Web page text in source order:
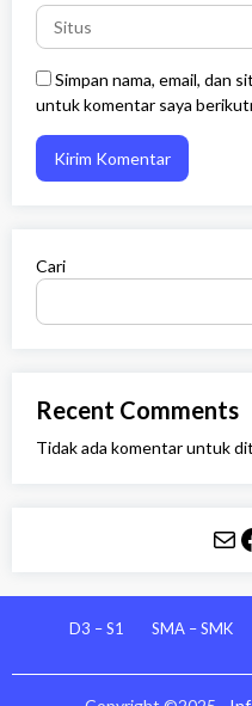
Simpan nama, email, dan
untuk komentar saya
Cari
Recent Comments
Tidak ada komentar untuk
Mail
D3 – S1 SMA – SMK